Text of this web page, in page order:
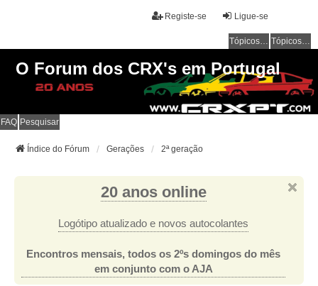
Ligue-se
Registe-se
Tópicos sem resposta Tópicos ativos
O Forum dos CRX's em Portugal
FAQ Pesquisar
Índice do Fórum Gerações 2ª geração
20 anos online
Logótipo atualizado e novos autocolantes
Encontros mensais, todos os 2ºs domingos do mês
em conjunto com o AJA